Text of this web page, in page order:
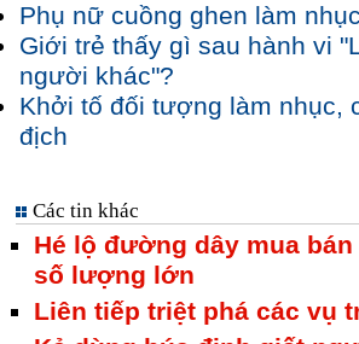
Phụ nữ cuồng ghen làm
Giới trẻ thấy gì sau hành vi
người khác"?
Khởi tố đối tượng làm nhục,
địch
Các tin khác
Hé lộ đường dây mua
số lượng lớn
Liên tiếp triệt phá các vụ